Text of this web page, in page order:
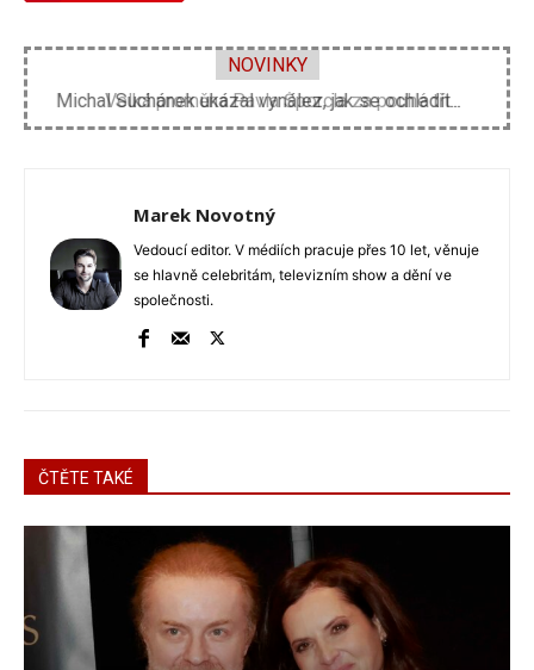
NOVINKY
Velká proměna Pavla Šporcla za pouhé tři...
Marek Novotný
Vedoucí editor. V médiích pracuje přes 10 let, věnuje
se hlavně celebritám, televizním show a dění ve
společnosti.
ČTĚTE TAKÉ